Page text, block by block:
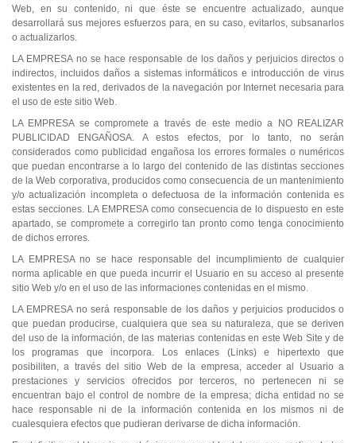
Web, en su contenido, ni que éste se encuentre actualizado, aunque
desarrollará sus mejores esfuerzos para, en su caso, evitarlos, subsanarlos
o actualizarlos.
LA EMPRESA no se hace responsable de los daños y perjuicios directos o
indirectos, incluidos daños a sistemas informáticos e introducción de virus
existentes en la red, derivados de la navegación por Internet necesaria para
el uso de este sitio Web.
LA EMPRESA se compromete a través de este medio a NO REALIZAR
PUBLICIDAD ENGAÑOSA. A estos efectos, por lo tanto, no serán
considerados como publicidad engañosa los errores formales o numéricos
que puedan encontrarse a lo largo del contenido de las distintas secciones
de la Web corporativa, producidos como consecuencia de un mantenimiento
y/o actualización incompleta o defectuosa de la información contenida es
estas secciones. LA EMPRESA como consecuencia de lo dispuesto en este
apartado, se compromete a corregirlo tan pronto como tenga conocimiento
de dichos errores.
LA EMPRESA no se hace responsable del incumplimiento de cualquier
norma aplicable en que pueda incurrir el Usuario en su acceso al presente
sitio Web y/o en el uso de las informaciones contenidas en el mismo.
LA EMPRESA no será responsable de los daños y perjuicios producidos o
que puedan producirse, cualquiera que sea su naturaleza, que se deriven
del uso de la información, de las materias contenidas en este Web Site y de
los programas que incorpora. Los enlaces (Links) e hipertexto que
posibiliten, a través del sitio Web de la empresa, acceder al Usuario a
prestaciones y servicios ofrecidos por terceros, no pertenecen ni se
encuentran bajo el control de nombre de la empresa; dicha entidad no se
hace responsable ni de la información contenida en los mismos ni de
cualesquiera efectos que pudieran derivarse de dicha información.